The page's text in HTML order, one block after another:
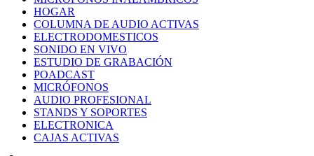
panel
panel
panel
panel
HOGAR
COLUMNA DE AUDIO ACTIVAS
ELECTRODOMESTICOS
SONIDO EN VIVO
ESTUDIO DE GRABACIÓN
POADCAST
MICRÓFONOS
AUDIO PROFESIONAL
STANDS Y SOPORTES
ELECTRONICA
CAJAS ACTIVAS